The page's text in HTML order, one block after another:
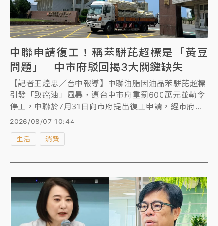
中聯申請復工！稱苯駢芘超標是「黃豆
問題」 中市府駁回揭3大關鍵缺失
【記者王煌忠／台中報導】中聯油脂因油品苯駢芘超標
引發「致癌油」風暴，遭台中市府重罰600萬元並勒令
停工，中聯於7月31日向市府提出復工申請，經市府審
查後認定業者迄今仍未完整釐清油品超標的根本原因，
所提改善方案也缺乏具體成效驗證，無法證明未來可有
效防堵類似事件再發生，已正式駁回復工申請。
2026/08/07 10:44
生活 消費